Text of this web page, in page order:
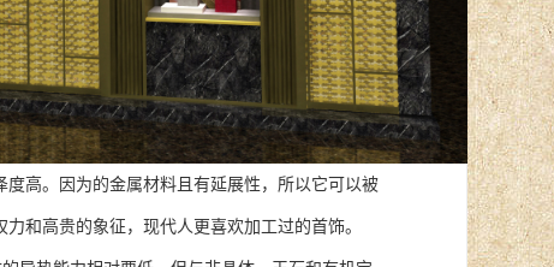
高。因为的金属材料且有延展性，所以它可以被
和高贵的象征，现代人更喜欢加工过的首饰。